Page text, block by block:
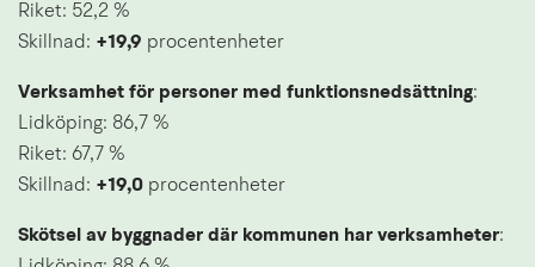
Riket: 52,2 %
Skillnad: +19,9 procentenheter
Verksamhet för personer med funktionsnedsättning:
Lidköping: 86,7 %
Riket: 67,7 %
Skillnad: +19,0 procentenheter
Skötsel av byggnader där kommunen har verksamheter: